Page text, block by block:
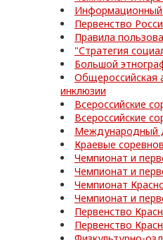
Информационный
Первенство
Правила
"Стратегия
Большой
Общероссийская
инклюзии
Всероссийские
Всероссийские
Международный
Краевые
Чемпионат и
Чемпионат и
Чемпионат
Чемпионат и
Первенство
Первенство